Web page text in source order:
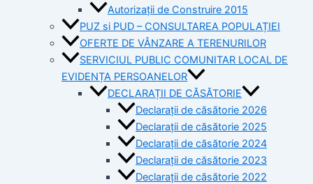
Autorizaţii de Construire 2015
PUZ si PUD – CONSULTAREA POPULAȚIEI
OFERTE DE VÂNZARE A TERENURILOR
SERVICIUL PUBLIC COMUNITAR LOCAL DE
EVIDENȚA PERSOANELOR
DECLARAȚII DE CĂSĂTORIE
Declarații de căsătorie 2026
Declarații de căsătorie 2025
Declarații de căsătorie 2024
Declarații de căsătorie 2023
Declarații de căsătorie 2022